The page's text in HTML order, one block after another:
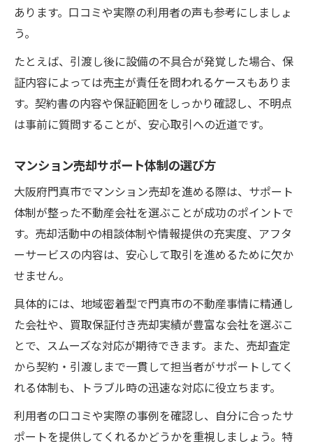
あります。口コミや実際の利用者の声も参考にしましょ
う。
たとえば、引渡し後に設備の不具合が発覚した場合、保
証内容によっては売主が責任を問われるケースもありま
す。契約書の内容や保証範囲をしっかり確認し、不明点
は事前に質問することが、安心取引への近道です。
マンション売却サポート体制の選び方
大阪府門真市でマンション売却を進める際は、サポート
体制が整った不動産会社を選ぶことが成功のポイントで
す。売却活動中の相談体制や情報提供の充実度、アフタ
ーサービスの内容は、安心して取引を進めるために欠か
せません。
具体的には、地域密着型で門真市の不動産事情に精通し
た会社や、買取保証付き売却実績が豊富な会社を選ぶこ
とで、スムーズな対応が期待できます。また、売却査定
から契約・引渡しまで一貫して担当者がサポートしてく
れる体制も、トラブル時の迅速な対応に役立ちます。
利用者の口コミや実際の事例を確認し、自分に合ったサ
ポートを提供してくれるかどうかを重視しましょう。特